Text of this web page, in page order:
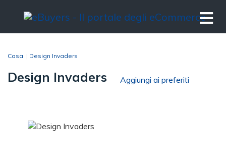
Casa | Design Invaders
Design Invaders Aggiungi ai preferiti